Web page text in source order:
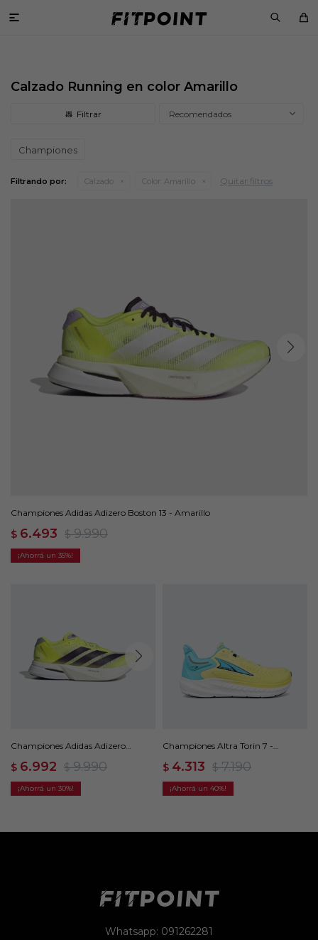

Calzado Running en color Amarillo
Recomendados
Championes
Filtrando por: Calzado Color: Amarillo Quitar filtros
Championes Adidas Adizero Boston 13 - Amarillo
$ 6.493 $ 9.990
35
Championes Adidas Adizero
$ 6.992 $ 9.990
30
Championes Altra Torin 7 -
$ 4.313 $ 7.190
40
Whatsapp: 091262281